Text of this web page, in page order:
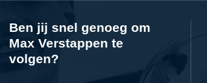
Ben jij snel genoeg om
Max Verstappen te
volgen?